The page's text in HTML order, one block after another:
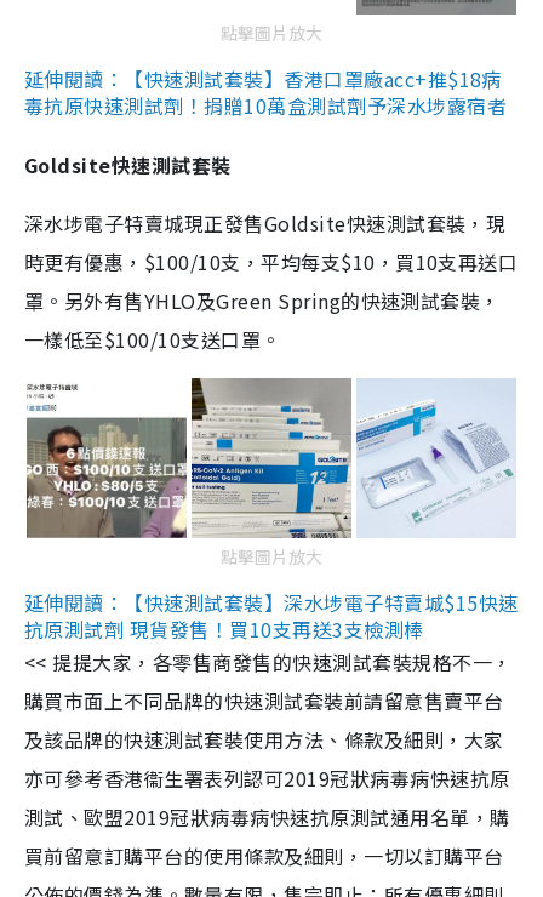
點擊圖片放大
延伸閱讀：【快速測試套裝】香港口罩廠acc+推$18病
毒抗原快速測試劑！捐贈10萬盒測試劑予深水埗露宿者
Goldsite快速測試套裝
深水埗電子特賣城現正發售Goldsite快速測試套裝，現
時更有優惠，$100/10支，平均每支$10，買10支再送口
罩。另外有售YHLO及Green Spring的快速測試套裝，
一樣低至$100/10支送口罩。
點擊圖片放大
延伸閱讀：【快速測試套裝】深水埗電子特賣城$15快速
抗原測試劑 現貨發售！買10支再送3支檢測棒
<< 提提大家，各零售商發售的快速測試套裝規格不一，
購買市面上不同品牌的快速測試套裝前請留意售賣平台
及該品牌的快速測試套裝使用方法、條款及細則，大家
亦可參考香港衞生署表列認可2019冠狀病毒病快速抗原
測試、歐盟2019冠狀病毒病快速抗原測試通用名單，購
買前留意訂購平台的使用條款及細則，一切以訂購平台